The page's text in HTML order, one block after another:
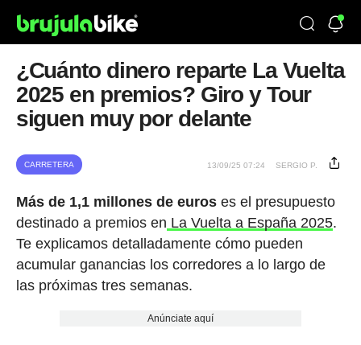
¿Cuánto dinero reparte La Vuelta
2025 en premios? Giro y Tour
siguen muy por delante
CARRETERA 13/09/25 07:24 SERGIO P.
Más de 1,1 millones de euroses el presupuesto
destinado a premios en La Vuelta a España 2025.
Te explicamos detalladamente cómo pueden
acumular ganancias los corredores a lo largo de
las próximas tres semanas.
Anúnciate aquí